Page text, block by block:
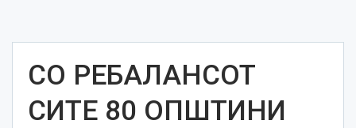
СО РЕБАЛАНСОТ
СИТЕ 80 ОПШТИНИ